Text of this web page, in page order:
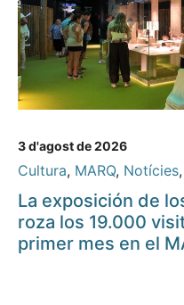
3 d'agost de 2026
Cultura, MARQ, Notícies,
La exposición de
roza los 19.000
primer mes en el